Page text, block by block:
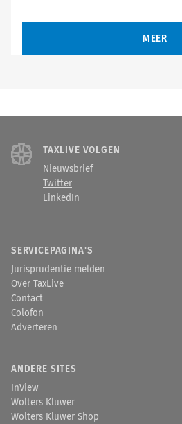
MEER
TAXLIVE VOLGEN
Nieuwsbrief
Twitter
LinkedIn
SERVICEPAGINA'S
Jurisprudentie melden
Over TaxLive
Contact
Colofon
Adverteren
ANDERE SITES
InView
Wolters Kluwer
Wolters Kluwer Shop